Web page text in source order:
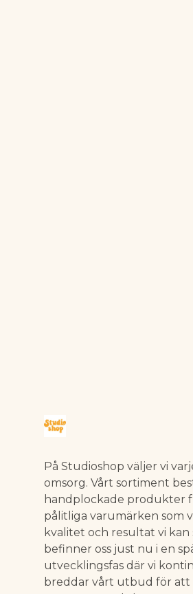
På Studioshop väljer vi
omsorg. Vårt sortiment
handplockade produkter
pålitliga varumärken som
kvalitet och resultat vi kan
befinner oss just nu i en
utvecklingsfas där vi
breddar vårt utbud för att